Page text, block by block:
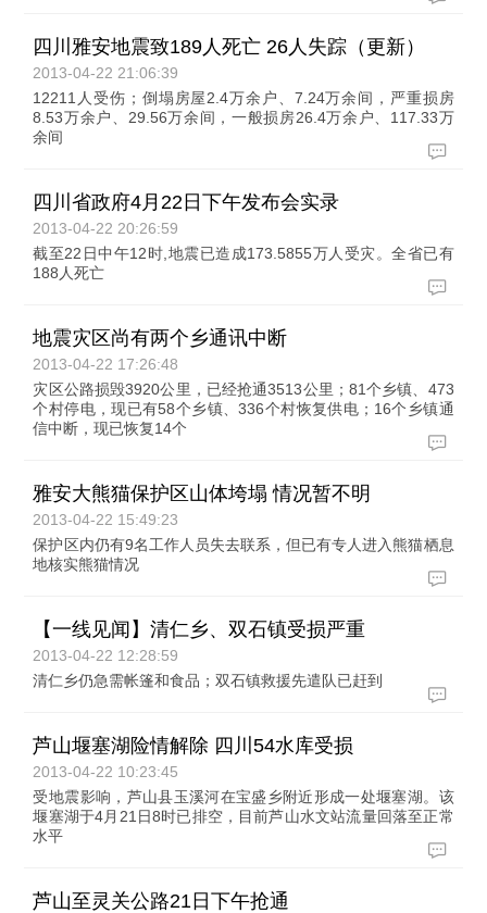
四川雅安地震致189人死亡 26人失踪（更新）
2013-04-22 21:06:39
12211人受伤；倒塌房屋2.4万余户、7.24万余间，严重损房
8.53万余户、29.56万余间，一般损房26.4万余户、117.33万
余间
四川省政府4月22日下午发布会实录
2013-04-22 20:26:59
截至22日中午12时,地震已造成173.5855万人受灾。全省已有
188人死亡
地震灾区尚有两个乡通讯中断
2013-04-22 17:26:48
灾区公路损毁3920公里，已经抢通3513公里；81个乡镇、473
个村停电，现已有58个乡镇、336个村恢复供电；16个乡镇通
信中断，现已恢复14个
雅安大熊猫保护区山体垮塌 情况暂不明
2013-04-22 15:49:23
保护区内仍有9名工作人员失去联系，但已有专人进入熊猫栖息
地核实熊猫情况
【一线见闻】清仁乡、双石镇受损严重
2013-04-22 12:28:59
清仁乡仍急需帐篷和食品；双石镇救援先遣队已赶到
芦山堰塞湖险情解除 四川54水库受损
2013-04-22 10:23:45
受地震影响，芦山县玉溪河在宝盛乡附近形成一处堰塞湖。该
堰塞湖于4月21日8时已排空，目前芦山水文站流量回落至正常
水平
芦山至灵关公路21日下午抢通